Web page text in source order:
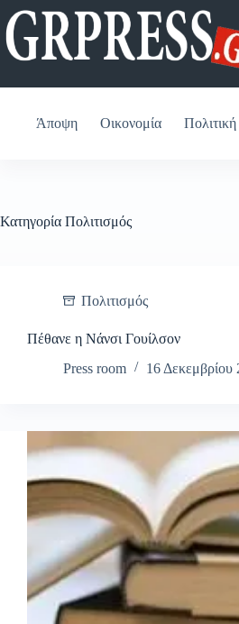
Μετάβαση
στο
περιεχόμενο
Άποψη Οικονομία Πολιτική
Κατηγορία Πολιτισμός
Πολιτισμός
Πέθανε η Νάνσι Γουίλσον
Press room
16 Δεκεμβρίου